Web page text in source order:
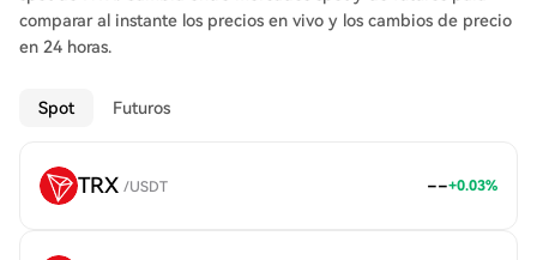
usuarios pueden rastrear el historial de operaciones. Por lo
tanto, la plataforma fue construida para crear un Internet
desarrolladores creen dApps, actuando como una alternativa a
compensación por sus esfuerzos. La capacidad de crear
contenido y compartirlo abiertamente sin dudar respecto a las
comparar al instante los precios en vivo y los cambios de precio
en 24 horas.
Spot Futuros
TRX /USDT --+0.03%